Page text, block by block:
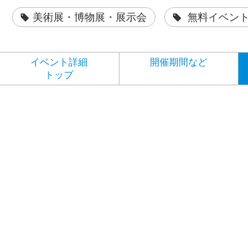
美術展・博物展・展示会 無料イベント
イベント詳細
トップ
開催期間など